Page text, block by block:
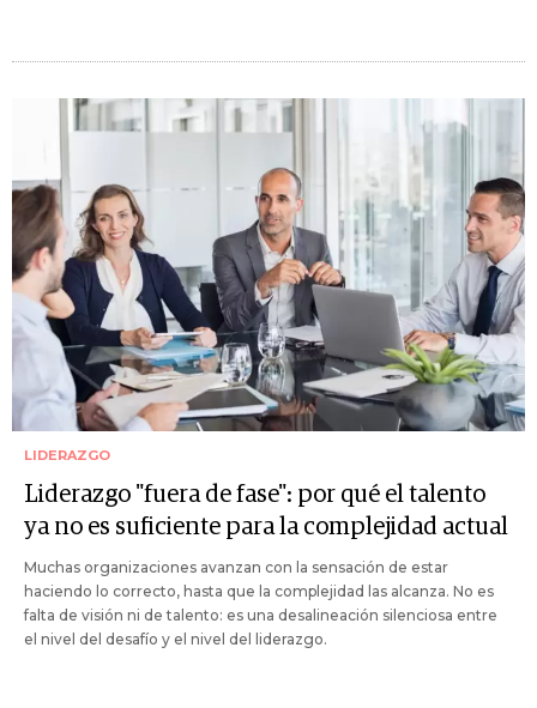
LIDERAZGO
Liderazgo "fuera de fase": por qué el talento
ya no es suficiente para la complejidad actual
Muchas organizaciones avanzan con la sensación de estar
haciendo lo correcto, hasta que la complejidad las alcanza. No es
falta de visión ni de talento: es una desalineación silenciosa entre
el nivel del desafío y el nivel del liderazgo.